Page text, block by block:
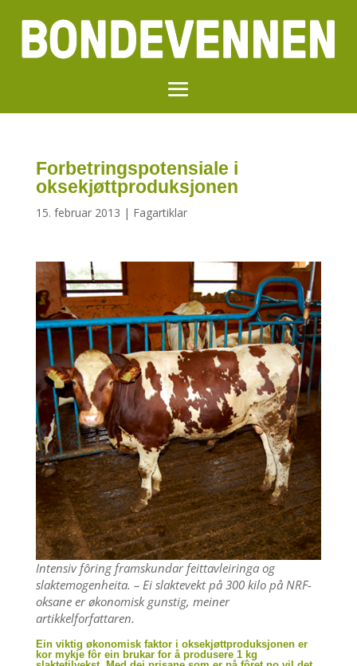
Forbetringspotensiale i
oksekjøttproduksjonen
15. februar 2013 | Fagartiklar
Intensiv fôring framskundar feittavleiringa og
slaktemogenheita. – Ei slaktevekt på 300 kilo på NRF-
oksane er økonomisk gunstig, meiner
artikkelforfattaren.
Ein viktig økonomisk faktor i oksekjøttproduksjonen er
kor mykje fôr ein brukar for å produsere 1 kg